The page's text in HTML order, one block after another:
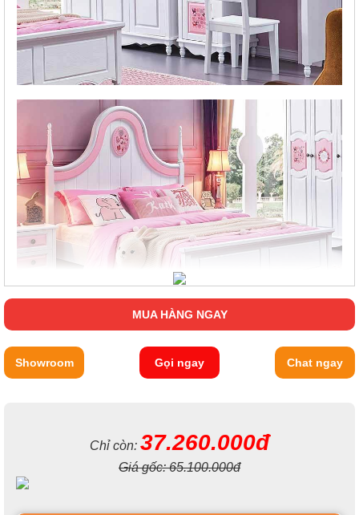
MUA HÀNG NGAY
Showroom Gọi ngay Chat ngay
Chỉ còn: 37.260.000đ
Giá gốc:65.100.000đ